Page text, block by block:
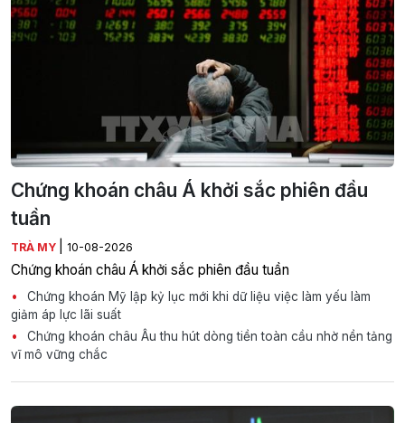
Chứng khoán châu Á khởi sắc phiên đầu
tuần
TRÀ MY 10-08-2026
Chứng khoán châu Á khởi sắc phiên đầu tuần
Chứng khoán Mỹ lập kỷ lục mới khi dữ liệu việc làm yếu làm
giảm áp lực lãi suất
Chứng khoán châu Âu thu hút dòng tiền toàn cầu nhờ nền tảng
vĩ mô vững chắc